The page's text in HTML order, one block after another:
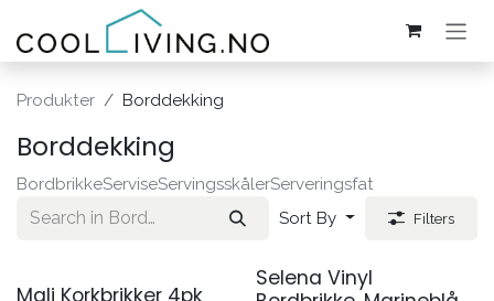
Skip to Content
Produkter Borddekking
Borddekking
BordbrikkeServiseServingsskålerServeringsfat
Sort By
Filters
Mali Korkbrikker 4pk
Selena Vinyl